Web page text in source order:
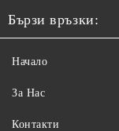
Бързи връзки:
Начало
За Нас
Контакти